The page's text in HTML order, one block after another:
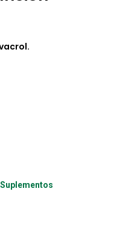
Suplementos